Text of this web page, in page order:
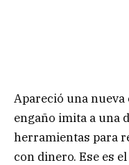
Apareció una
engaño imita a una
herramientas para
con dinero. Ese es